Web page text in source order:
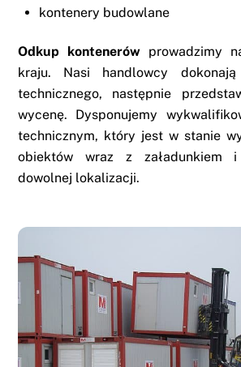
kontenery budowlane
Odkup kontenerów prowadzimy
kraju. Nasi handlowcy
technicznego, następnie
wycenę. Dysponujemy
technicznym, który jest w stanie
obiektów wraz z załadunkiem
dowolnej lokalizacji.